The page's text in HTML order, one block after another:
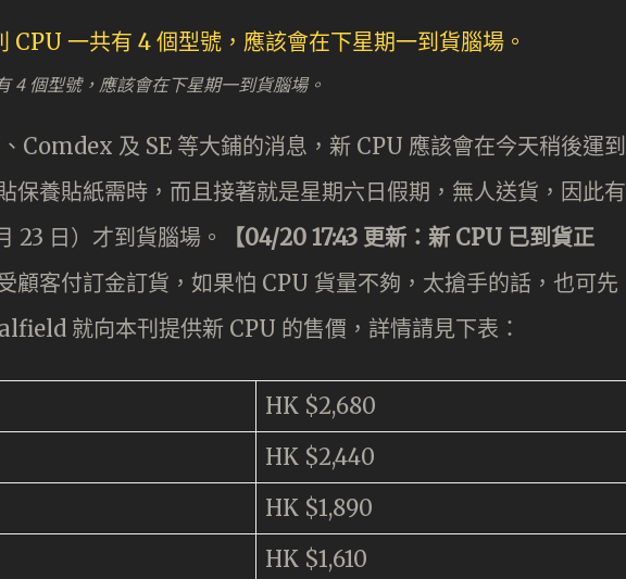
4 個型號，應該會在下星期一到貨腦場。
及 SE 等大鋪的消息，新 CPU 應該會在今天稍後運到
保養貼紙需時，而且接著就是星期六日假期，無人送貨，因此有
23 日）才到貨腦場。
【04/20 17:43 更新：新 CPU 已到貨正
顧客付訂金訂貨，如果怕 CPU 貨量不夠，太搶手的話，也可先
就向本刊提供新 CPU 的售價，詳情請見下表：
HK $2,680
HK $2,440
HK $1,890
HK $1,610